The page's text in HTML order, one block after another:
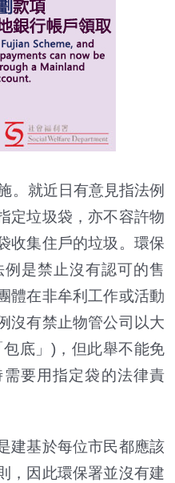
。就近日有意見指法例
定垃圾袋，亦不容許物
收集住戶的垃圾。環保
是禁止沒有認可的售
體在非牟利工作或活動
沒有禁止物管公司以大
底」)，但此舉不能免
要用指定袋的法律責
建基於每位市民都應該
，因此環保署並沒有建